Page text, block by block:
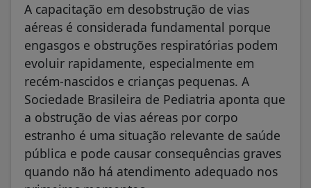
A capacitação em desobstrução de vias
aéreas é considerada fundamental porque
engasgos e obstruções respiratórias podem
evoluir rapidamente, especialmente em
recém-nascidos e crianças pequenas. A
Sociedade Brasileira de Pediatria aponta que
a obstrução de vias aéreas por corpo
estranho é uma situação relevante de saúde
pública e pode causar consequências graves
quando não há atendimento adequado nos